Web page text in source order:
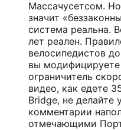
Массачусетсом.
значит
система реальна.
лет реален.
велосипедистов
вы модифицируете
ограничитель
видео, как едете
Bridge, не делайте
комментарии
отмечающими